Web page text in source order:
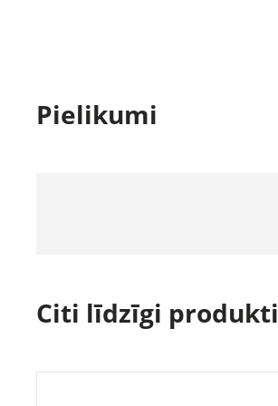
Pielikumi
Citi līdzīgi produkti